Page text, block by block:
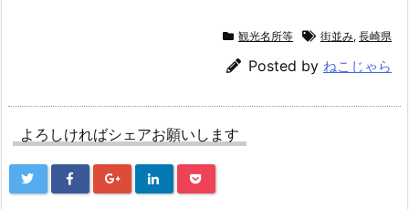
観光名所等 街並み, 長崎県
Posted by ねこじゃら
よろしければシェアお願いします